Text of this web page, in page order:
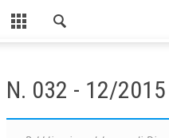
CHI SIAMO
MISSION
N. 032 - 12/2015